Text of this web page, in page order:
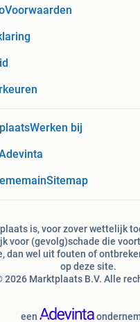
Voorwaarden
Werken bij
Sitemap
is, voor zover wettelijk
voor (gevolg)schade die
dan wel uit fouten of
op deze site.
2026 Marktplaats B.V. Alle
een